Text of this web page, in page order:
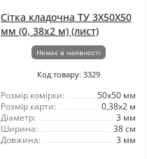
Сітка кладочна ТУ 3X50X50
мм (0, 38x2 м) (лист)
Немає в наявності
Код товару: 3329
Розмір комірки:
50x50 мм
Розмір карти:
0,38x2 м
Діаметр:
3 мм
Ширина:
38 см
Довжина:
3 мм